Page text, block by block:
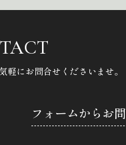
軽にお問合せくださいませ。
フォームからお